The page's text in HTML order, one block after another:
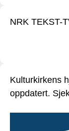
NRK TEKST-
Kulturkirkens
oppdatert.